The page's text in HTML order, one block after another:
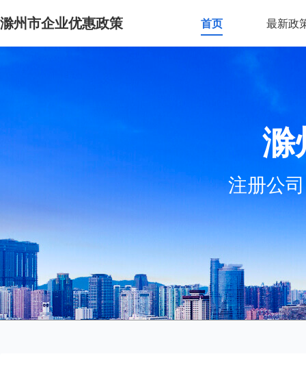
滁州市企业优惠政策 首页 最新政
滁
注册公